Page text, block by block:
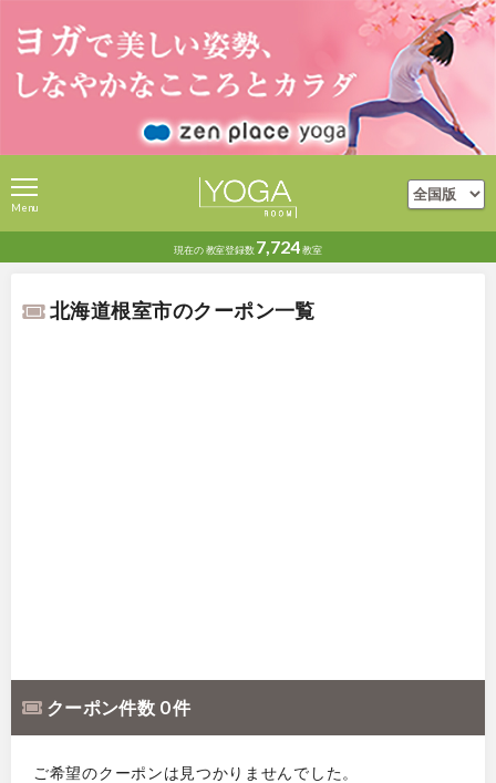
現在の教室登録数 7,724教室
Menu
北海道根室市のクーポン一覧
クーポン件数 0 件
ご希望のクーポンは見つかりませんでした。